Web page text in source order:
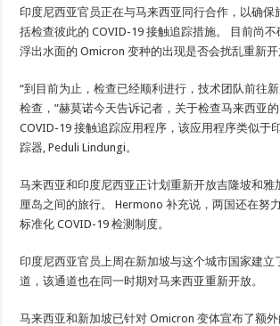
印度尼西亚官员正在与马来西亚同行合作，以确保
括检查彼此的 COVID-19 接触追踪措施。 目前尚
浮出水面的 Omicron 变种的出现是否会扰乱重新开
“到目前为止，检查已经顺利进行，技术团队前往
检查，”赫莫诺今天告诉记者，关于检查马来西亚
COVID-19 接触追踪应用程序，该应用程序类似于
踪器, Peduli Lindungi。
马来西亚和印度尼西亚正计划重新开放吉隆坡和雅
厘岛之间的旅行。 Hermono 补充说，两国还在努
标准化 COVID-19 检测制度。
印度尼西亚官员上周在新加坡与这个城市国家建立
道，该通道也在同一时期对马来西亚重新开放。
马来西亚和新加坡已针对 Omicron 变体宣布了额